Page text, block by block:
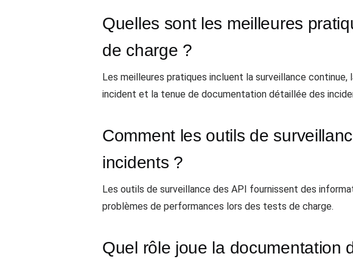
Quelles sont les meilleures
de charge ?
Les meilleures pratiques incluent la surveillance
incident et la tenue de documentation détaillée des
Comment les outils de
incidents ?
Les outils de surveillance des API fournissent des
problèmes de performances lors des tests de charge.
Quel rôle joue la documentation